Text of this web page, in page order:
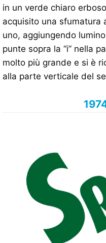
in un verde chiaro
acquisito una sfumatura
uno, aggiungendo
punte sopra la “i” nella
molto più grande e si è
alla parte verticale del